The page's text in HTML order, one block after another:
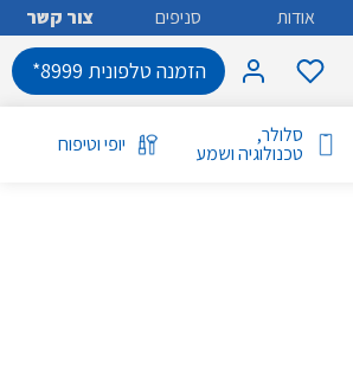
אודות סניפים צור קשר
הזמנה טלפונית 8999*
סלולר,
טכנולוגיה ושמע יופי וטיפוח